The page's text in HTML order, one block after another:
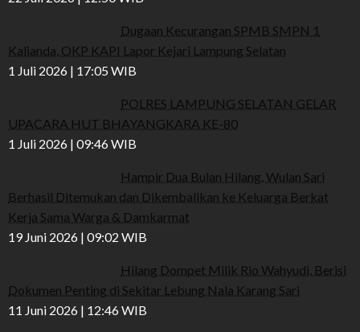
Dugaan Kecurangan SPMB SMPN 1
Kalianda, OKP KAPI Lapor Kejari Lampung Selatan
1 Juli 2026 | 17:05 WIB
POLRES LAMPUNG SELATAN GELAR
UPACARA HUT BHAYANGKARA KE-80
1 Juli 2026 | 09:46 WIB
Hampir Dua Bulan Hilang, Wulan Sari
Berhasil Ditemukan dan Dikembalikan ke Keluarga Berkat
Kerja Sama Warga & Damkarmat
19 Juni 2026 | 09:02 WIB
Hilang Dompet Milik Rio Wahyudi, Berisi
Dokumen Penting di Sekitar Lebung Nala Karang Sari
11 Juni 2026 | 12:46 WIB